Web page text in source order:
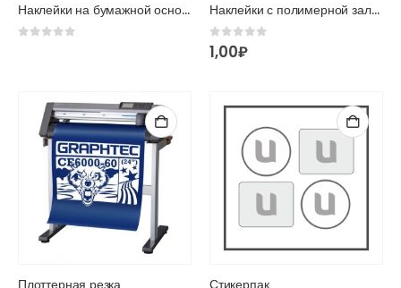
Наклейки на бумажной основе Наклейки с полимерной заливкой
0 из 5
1,00₽